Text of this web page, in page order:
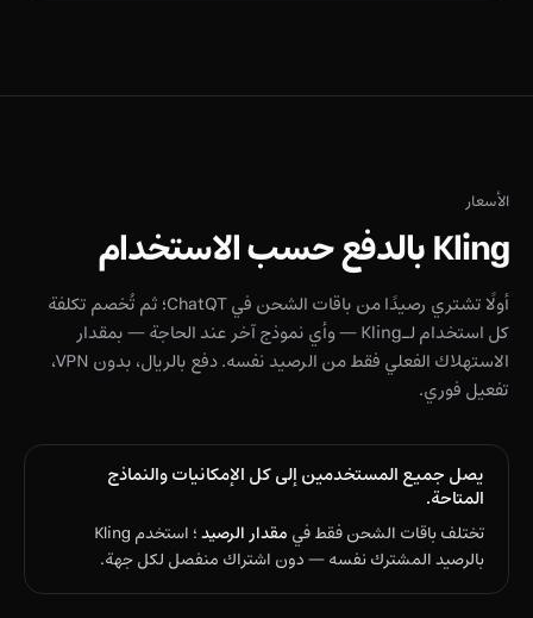
الأسعار
Kling بالدفع حسب الاستخدام
أولًا تشتري رصيدًا من باقات الشحن في ChatQT؛ ثم تُخصم تكلفة
كل استخدام لـKling — وأي نموذج آخر عند الحاجة — بمقدار
الاستهلاك الفعلي فقط من الرصيد نفسه. دفع بالريال، بدون VPN،
تفعيل فوري.
يصل جميع المستخدمين إلى كل الإمكانيات والنماذج
المتاحة.
تختلف باقات الشحن فقط في مقدار الرصيد
؛ استخدم Kling
بالرصيد المشترك نفسه — دون اشتراك منفصل لكل جهة.